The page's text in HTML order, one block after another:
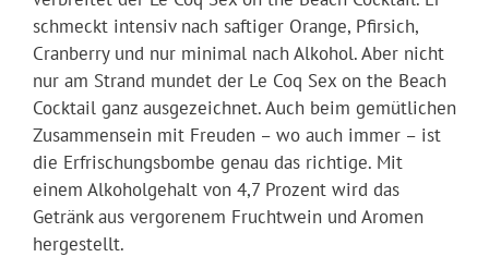
schmeckt intensiv nach saftiger Orange, Pfirsich,
Cranberry und nur minimal nach Alkohol. Aber nicht
nur am Strand mundet der Le Coq Sex on the Beach
Cocktail ganz ausgezeichnet. Auch beim gemütlichen
Zusammensein mit Freuden – wo auch immer – ist
die Erfrischungsbombe genau das richtige. Mit
einem Alkoholgehalt von 4,7 Prozent wird das
Getränk aus vergorenem Fruchtwein und Aromen
hergestellt.